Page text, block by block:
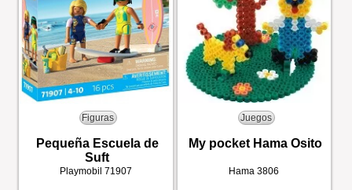
Figuras
Pequeña Escuela de
Suft
Playmobil 71907
Juegos
My pocket Hama Osito
Hama3806